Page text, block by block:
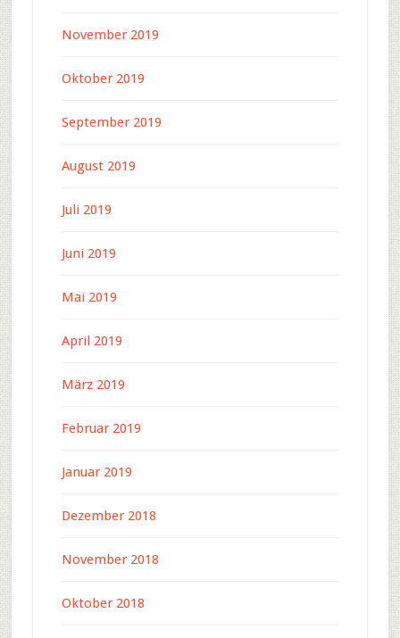
November 2019
Oktober 2019
September 2019
August 2019
Juli 2019
Juni 2019
Mai 2019
April 2019
März 2019
Februar 2019
Januar 2019
Dezember 2018
November 2018
Oktober 2018